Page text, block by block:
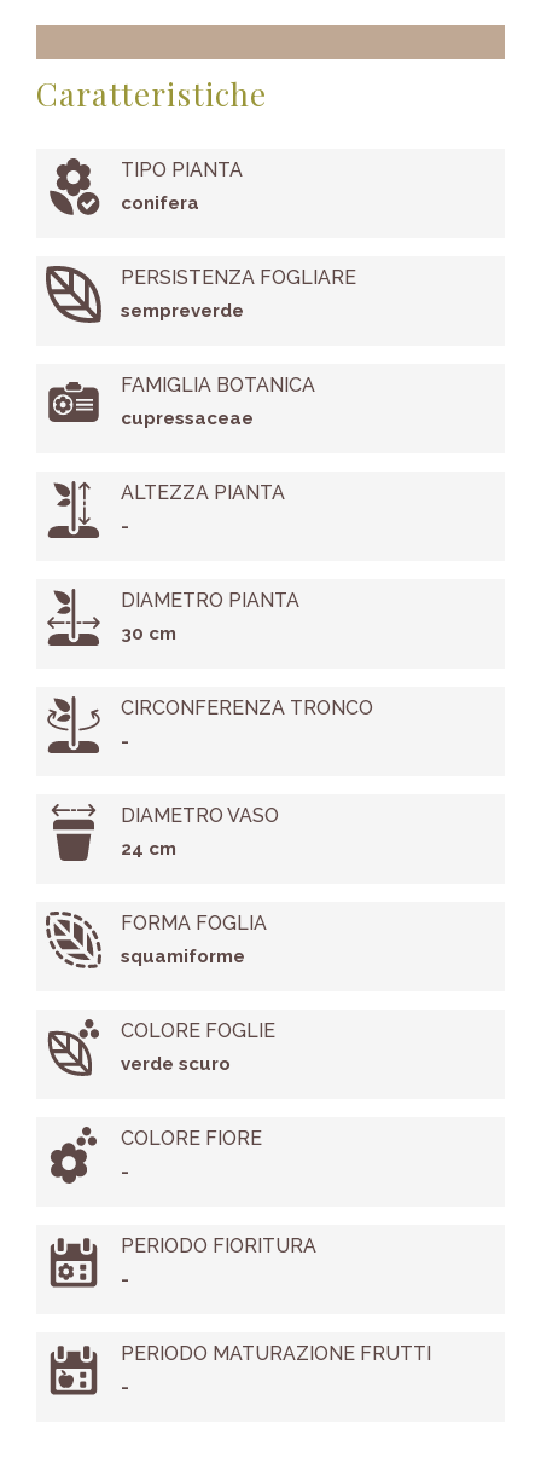
Caratteristiche
TIPO PIANTA
conifera
PERSISTENZA FOGLIARE
sempreverde
FAMIGLIA BOTANICA
cupressaceae
ALTEZZA PIANTA
-
DIAMETRO PIANTA
30 cm
CIRCONFERENZA TRONCO
-
DIAMETRO VASO
24 cm
FORMA FOGLIA
squamiforme
COLORE FOGLIE
verde scuro
COLORE FIORE
-
PERIODO FIORITURA
-
PERIODO MATURAZIONE FRUTTI
-